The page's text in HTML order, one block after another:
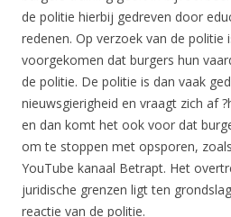
de politie hierbij gedreven door
redenen. Op verzoek van de
voorgekomen dat burgers hun
de politie. De politie is dan vaak
nieuwsgierigheid en vraagt zich af
en dan komt het ook voor dat
om te stoppen met opsporen,
YouTube kanaal Betrapt. Het
juridische grenzen ligt ten
reactie van de politie.